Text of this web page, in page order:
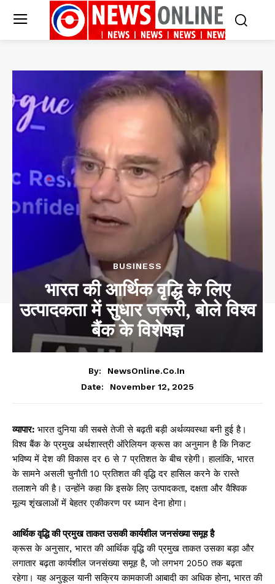
BUSINESS
भारत की आर्थिक वृद्धि के लिए
उत्पादकता में सुधार जरूरी, बोले विश्व
बैंक के विशेषज्ञ
By:
NewsOnline.co.in
Date:
November 12, 2025
व्यापार: भारत दुनिया की सबसे तेजी से बढ़ती बड़ी अर्थव्यवस्था बनी हुई है।
विश्व बैंक के प्रमुख अर्थशास्त्री ऑरेलियन क्रूस का अनुमान है कि निकट
भविष्य में देश की विकास दर 6 से 7 प्रतिशत के बीच रहेगी। हालांकि, भारत
के सामने असली चुनौती 10 प्रतिशत की वृद्धि दर हासिल करने के रास्ते
तलाशने की है। उन्होंने कहा कि इसके लिए उत्पादकता, दक्षता और वैश्विक
मूल्य शृंखलाओं में बेहतर एकीकरण पर ध्यान देना होगा।
आर्थिक वृद्धि की प्रमुख ताकत उसकी कार्यशील जनसंख्या समूह है
क्रूस के अनुसार, भारत की आर्थिक वृद्धि की प्रमुख ताकत उसका बड़ा और
लगातार बढ़ता कार्यशील जनसंख्या समूह है, जो लगभग 2050 तक बढ़ता
रहेगा। यह अनुकूल यानी सक्रिय कामकाजी आबादी का अधिक होना, भारत की